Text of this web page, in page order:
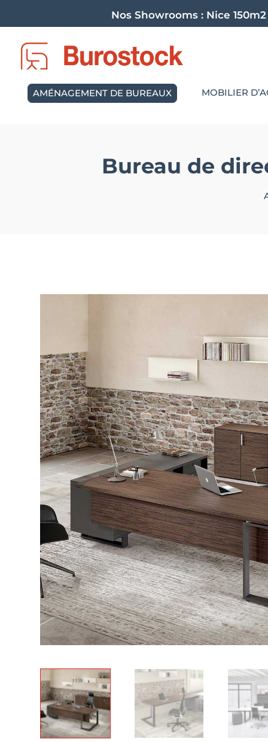
Nos Showrooms : Nice 150m2
AMÉNAGEMENT DE BUREAUX MOBILIER
Bureau de